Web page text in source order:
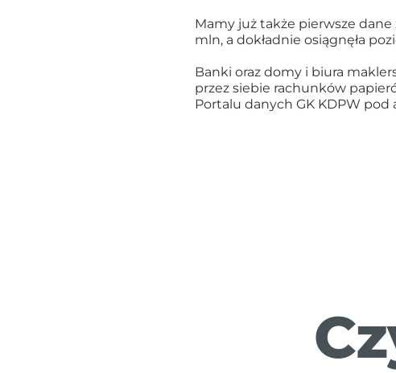
Mamy już także pierwsze
mln, a dokładnie osiągnęła
Banki oraz domy i biura
przez siebie rachunków
Portalu danych GK KDPW pod